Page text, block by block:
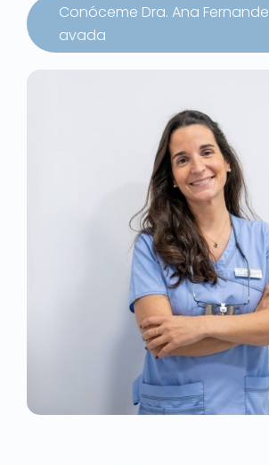
Conóceme Dra. Ana Fernande
avada